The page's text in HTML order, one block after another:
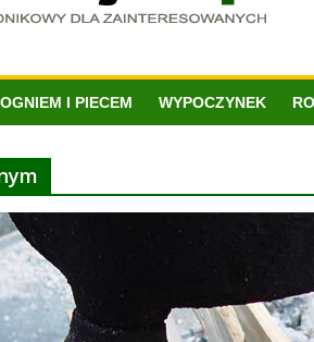
OGNIEM I PIECEM WYPOCZYNEK